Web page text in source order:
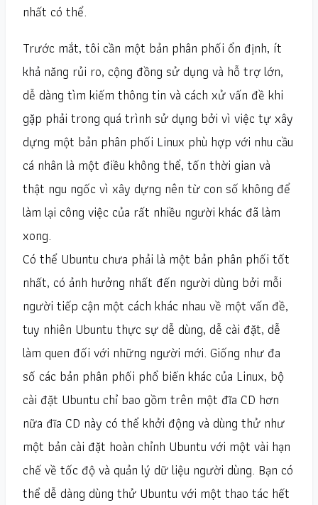
nhất có thể.
Trước mắt, tôi cần một bản phân phối ổn định, ít
khả năng rủi ro, cộng đồng sử dụng và hỗ trợ lớn,
dễ dàng tìm kiếm thông tin và cách xử vấn đề khi
gặp phải trong quá trình sử dụng bởi vì việc tự xây
dựng một bản phân phối Linux phù hợp với nhu cầu
cá nhân là một điều không thể, tốn thời gian và
thật ngu ngốc vì xây dựng nên từ con số không để
làm lại công việc của rất nhiều người khác đã làm
xong.
Có thể Ubuntu chưa phải là một bản phân phối tốt
nhất, có ảnh hưởng nhất đến người dùng bởi mỗi
người tiếp cận một cách khác nhau về một vấn đề,
tuy nhiên Ubuntu thực sự dễ dùng, dễ cài đặt, dễ
làm quen đối với những người mới. Giống như đa
số các bản phân phối phổ biến khác của Linux, bộ
cài đặt Ubuntu chỉ bao gồm trên một đĩa CD hơn
nữa đĩa CD này có thể khởi động và dùng thử như
một bản cài đặt hoàn chỉnh Ubuntu với một vài hạn
chế về tốc độ và quản lý dữ liệu người dùng. Bạn có
thể dễ dàng dùng thử Ubuntu với một thao tác hết